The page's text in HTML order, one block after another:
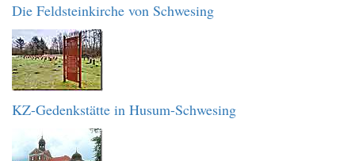
Die Feldsteinkirche von Schwesing
KZ-Gedenkstätte in Husum-Schwesing